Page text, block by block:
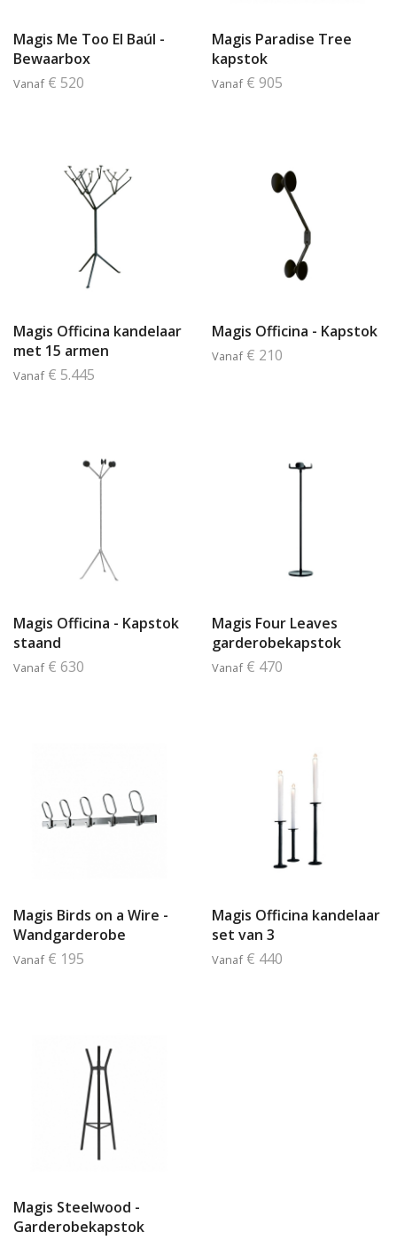
Magis Me Too El Baúl -
Bewaarbox
Vanaf € 520
Magis Paradise Tree
kapstok
Vanaf € 905
Magis Officina kandelaar
met 15 armen
Vanaf € 5.445
Magis Officina - Kapstok
Vanaf € 210
Magis Officina - Kapstok
staand
Vanaf € 630
Magis Four Leaves
garderobekapstok
Vanaf € 470
Magis Birds on a Wire -
Wandgarderobe
Vanaf € 195
Magis Officina kandelaar
set van 3
Vanaf € 440
Magis Steelwood -
Garderobekapstok